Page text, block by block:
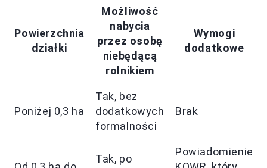
Powierzchnia
działki
Możliwość
nabycia
przez osobę
niebędącą
rolnikiem
Wymogi
dodatkowe
Poniżej 0,3 ha
Tak, bez
dodatkowych
formalności
Brak
Tak, po
Powiadomienie